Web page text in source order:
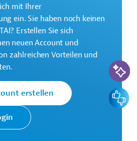
der Weltbankgruppe
das zum Download
(IDA, Kredit und Darlehen)
mit Ihrer
ein. Sie haben noch keinen
Erstellen Sie sich
neuen Account und
zahlreichen Vorteilen und
erstellen
KI-